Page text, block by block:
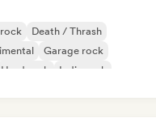
Death / Thrash
Garage rock
Hard rock
Indie rock